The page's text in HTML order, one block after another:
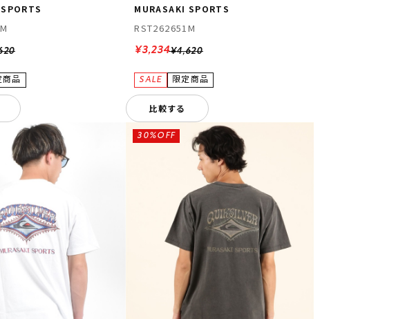
MURASAKI SPORTS
RST262651M
¥4,620
¥3,234
比較する
30%OFF